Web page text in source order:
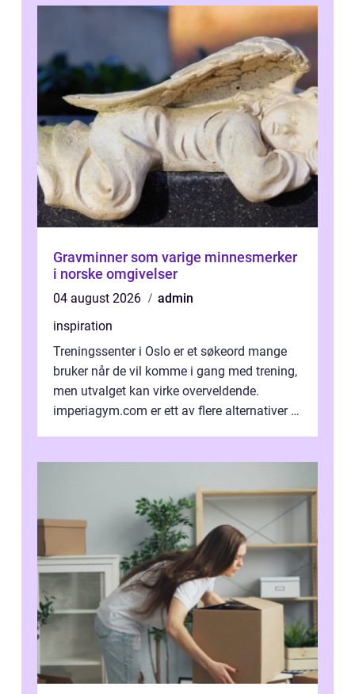
Gravminner som varige minnesmerker
i norske omgivelser
04 august 2026
admin
inspiration
Treningssenter i Oslo er et søkeord mange
bruker når de vil komme i gang med trening,
men utvalget kan virke overveldende.
imperiagym.com er ett av flere alternativer i